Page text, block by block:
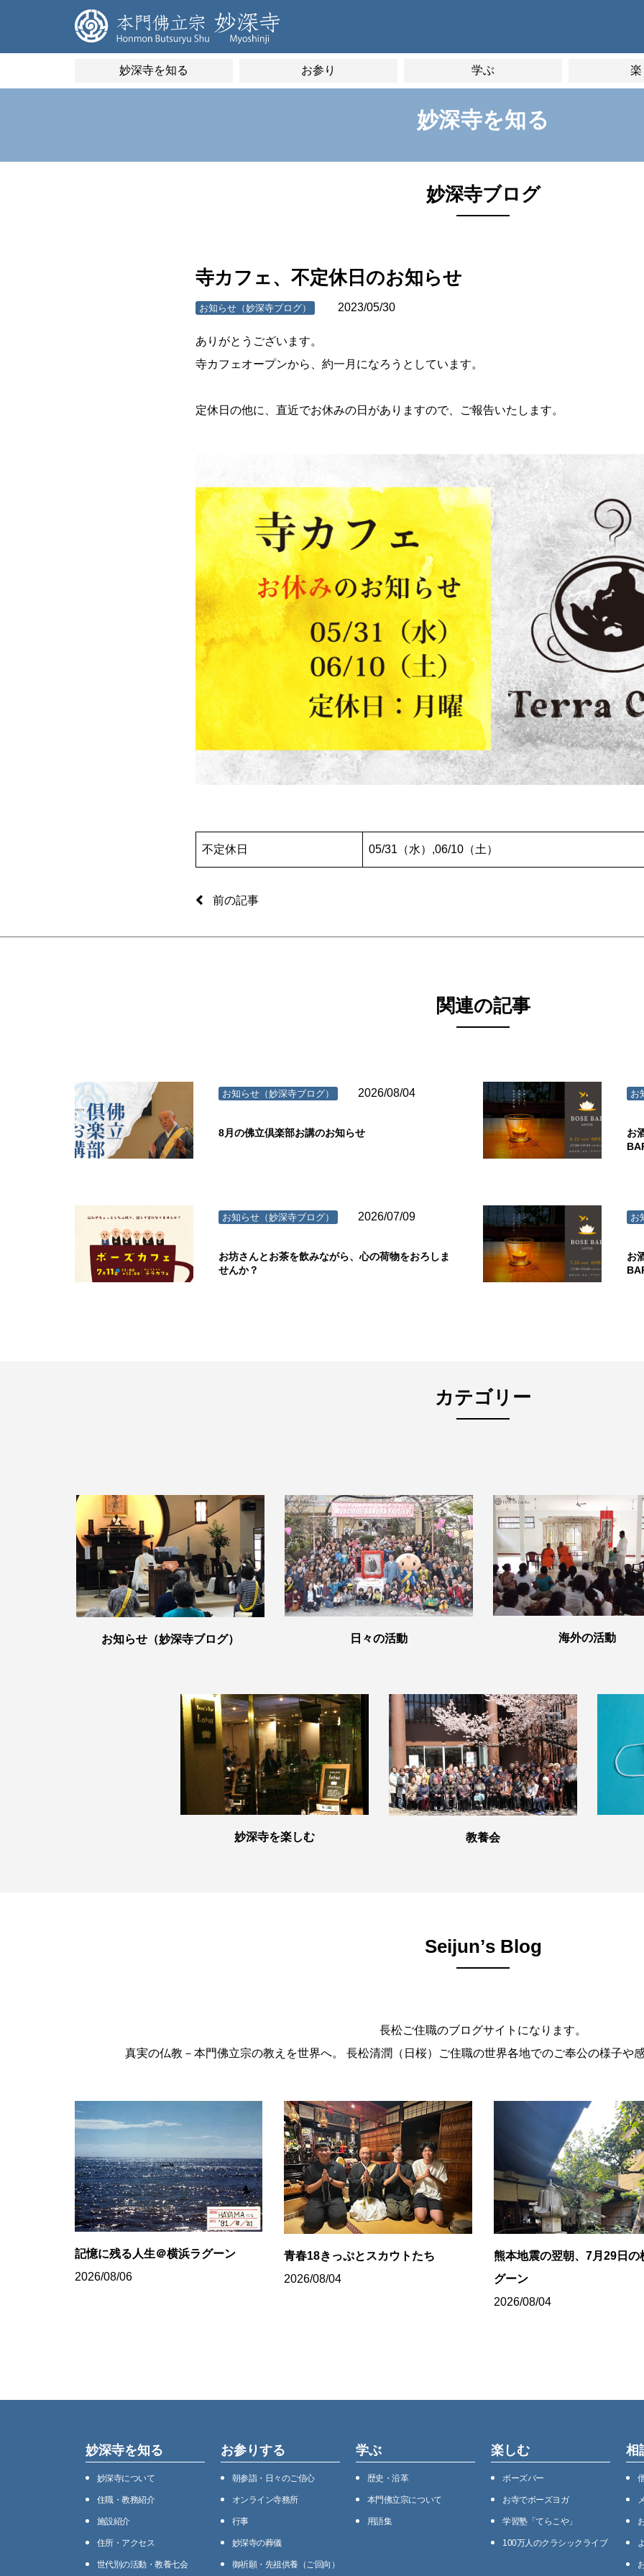
妙深寺を知る お参り 学ぶ
妙深寺を知る
妙深寺ブログ
寺カフェ、不定休日のお知らせ
お知らせ（妙深寺ブログ） 2023/05/30
ありがとうございます。
寺カフェオープンから、約一月になろうとしています。
定休日の他に、直近でお休みの日がありますので、ご報告いたします。
不定休日 05/31（水）,06/10（土）
前の記事
関連の記事
お知らせ（妙深寺ブログ） 2026/08/04
8月の佛立倶楽部お講のお知らせ
お
お
お知らせ（妙深寺ブログ） 2026/07/09
お坊さんとお茶を飲みながら、心の荷物をおろしま
せんか？
お
お
カテゴリー
お知らせ（妙深寺ブログ） 日々の活動 海外の活動
妙深寺を楽しむ 教養会
Seijunʼs Blog
長松ご住職のブログサイトになります。
真実の仏教－本門佛立宗の教えを世界へ。 長松清潤（日桜）ご住職の世界各地でのご奉公の様子や
記憶に残る人生＠横浜ラグーン
2026/08/06
青春18きっぷとスカウトたち
2026/08/04
熊本地震の翌朝、7月29日の
グーン
2026/08/04
妙深寺を知る
妙深寺について
住職・教務紹介
施設紹介
住所・アクセス
世代別の活動・教養七会
お参りする
朝参詣・日々のご信心
オンライン寺務所
⾏事
妙深寺の葬儀
御祈願・先祖供養（ご回向）
学ぶ
歴史・沿⾰
本⾨佛⽴宗について
用語集
楽しむ
ボーズバー
お寺でボーズヨガ
学習塾「てらこや」
100万⼈のクラシックライブ
相